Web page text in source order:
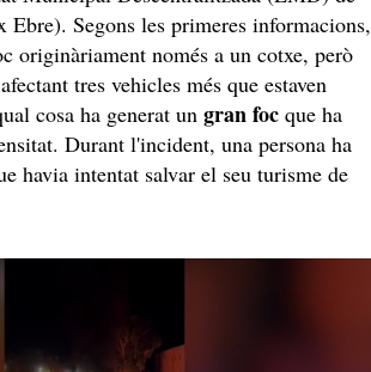
Ebre). Segons les primeres informacions,
originàriament només a un cotxe, però
tres vehicles més que estaven
cosa ha generat un gran foc que ha
Durant l'incident, una persona ha
havia intentat salvar el seu turisme de